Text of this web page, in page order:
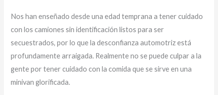
Nos han enseñado desde una edad temprana a tener cuidado
con los camiones sin identificación listos para ser
secuestrados, por lo que la desconfianza automotriz está
profundamente arraigada. Realmente no se puede culpar a la
gente por tener cuidado con la comida que se sirve en una
minivan glorificada.